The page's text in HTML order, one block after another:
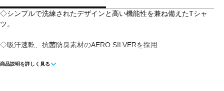
◇シンプルで洗練されたデザインと高い機能性を兼ね備えたTシャ
ツ。
◇吸汗速乾、抗菌防臭素材のAERO SILVERを採用
■カラー(メーカー表記):
商品説明を詳しく見る